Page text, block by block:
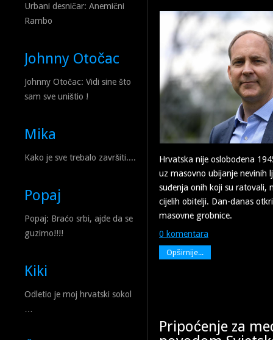
Urbani desničar: Anemični
Rambo
Johnny Otočac
Johnny Otočac: Vidi sine što
sam sve uništio !
Mika
Kako je sve trebalo završiti....
Popaj
Popaj: Braćo srbi, ajde da se
guzimo!!!!
Kiki
Odletio je moj hrvatski sokol
Hrvatska nije oslobođena
uz masovno ubijanje nevinih
suđenja onih koji su ratovali,
cijelih obitelji. Dan-danas
masovne grobnice.
0 komentara
Opširnije...
Pripoćenje za